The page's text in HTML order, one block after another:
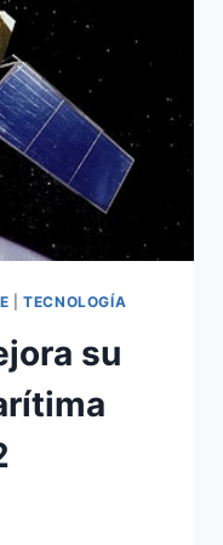
|TECNOLOGÍA
su